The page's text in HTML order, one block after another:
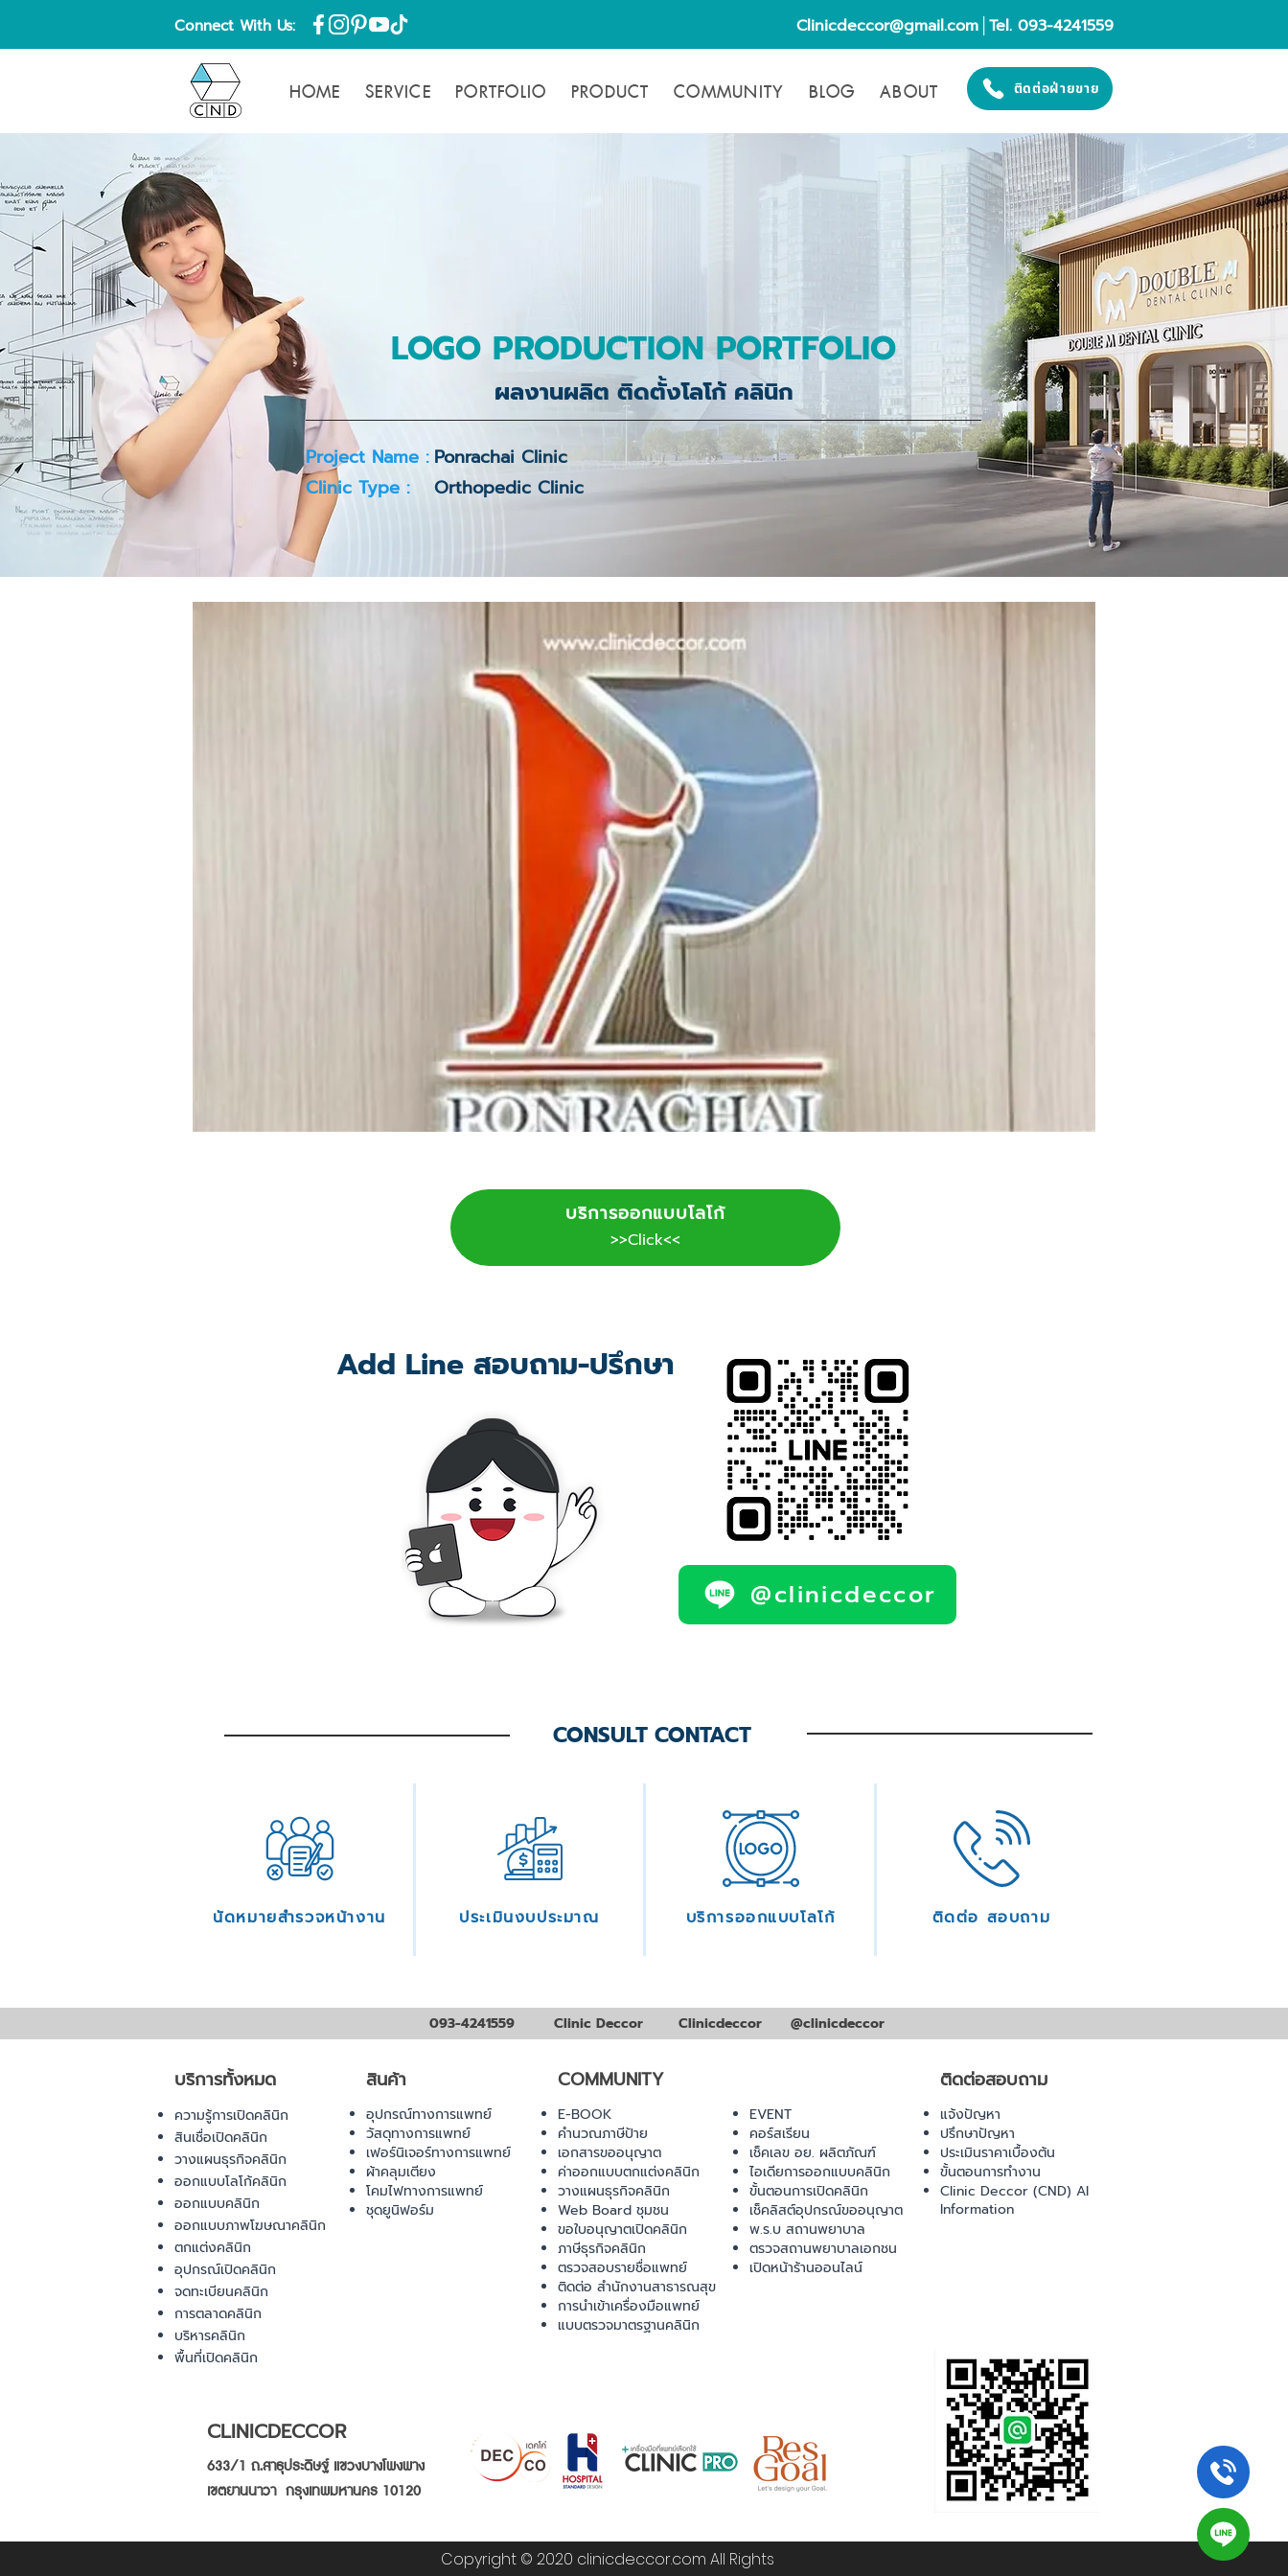
Connect With Us: Clinicdeccor@gmail.com │Tel. 093-4241559
HOME SERVICE PORTFOLIO PRODUCT COMMUNITY BLOG ABOUT ติดต่อฝ่ายขาย
LOGO PRODUCTION PORTFOLIO
ผลงานผลิต ติดตั้งโลโก้ คลินิก
Project Name : Ponrachai Clinic
Clinic Type :
Orthopedic Clinic
บริการออกแบบโลโก้
>>Click<<
@clinicdeccor
Add Line สอบถาม-ปรึกษา
CONSULT CONTACT
นัดหมายสำรวจหน้างาน ประเมินงบประมาณ บริการออกแบบโลโก้ ติดต่อ สอบถาม
093-4241559 Clinic Deccor Clinicdeccor @clinicdeccor
บริการทั้งหมด
ความรู้การเปิดคลินิก
สินเชื่อเปิดคลินิก
วางแผนธุรกิจคลินิก
ออกแบบโลโก้คลินิก
ออกแบบคลินิก
ออกแบบภาพโฆษณาคลินิก
ตกแต่งคลินิก
อุปกรณ์เปิดคลินิก
จดทะเบียนคลินิก
การตลาดคลินิก
บริหารคลินิก
พื้นที่เปิดคลินิก
สินค้า
อุปกรณ์ทางการแพทย์
วัสดุทางการแพทย์
เฟอร์นิเจอร์ทางการแพทย์
ผ้าคลุมเตียง
โคมไฟทางการแพทย์
ชุดยูนิฟอร์ม
COMMUNITY
E-BOOK
คำนวณภาษีป้าย
เอกสารขออนุญาต
ค่าออกแบบตกแต่งคลินิก
วางแผนธุรกิจคลินิก
Web Board ชุมชน
ขอใบอนุญาตเปิดคลินิก
ภาษีธุรกิจคลินิก
ตรวจสอบรายชื่อแพทย์
ติดต่อ สำนักงานสาธารณสุข
การนำเข้าเครื่องมือแพทย์
แบบตรวจมาตรฐานคลินิก
CLINICDECCOR
633/1 ถ.สาธุประดิษฐ์ แขวงบางโพงพาง
เขตยานนาวา กรุงเทพมหานคร 10120
ติดต่อสอบถาม
EVENT
คอร์สเรียน
เช็คเลข อย. ผลิตภัณฑ์
ไอเดียการออกแบบคลินิก
ขั้นตอนการเปิดคลินิก
เช็คลิสต์อุปกรณ์ขออนุญาต
พ.ร.บ สถานพยาบาล
ตรวจสถานพยาบาลเอกชน
เปิดหน้าร้านออนไลน์
แจ้งปัญหา
ปรึกษาปัญหา
ประเมินราคาเบื้องต้น
ขั้นตอนการทำงาน
Clinic Deccor (CND) AI
Information
Copyright © 2020 clinicdeccor.com All Rights